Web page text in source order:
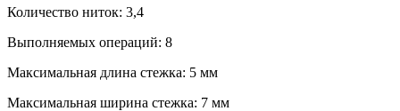
Количество ниток: 3,4
Выполняемых операций: 8
Максимальная длина стежка: 5 мм
Максимальная ширина стежка: 7 мм